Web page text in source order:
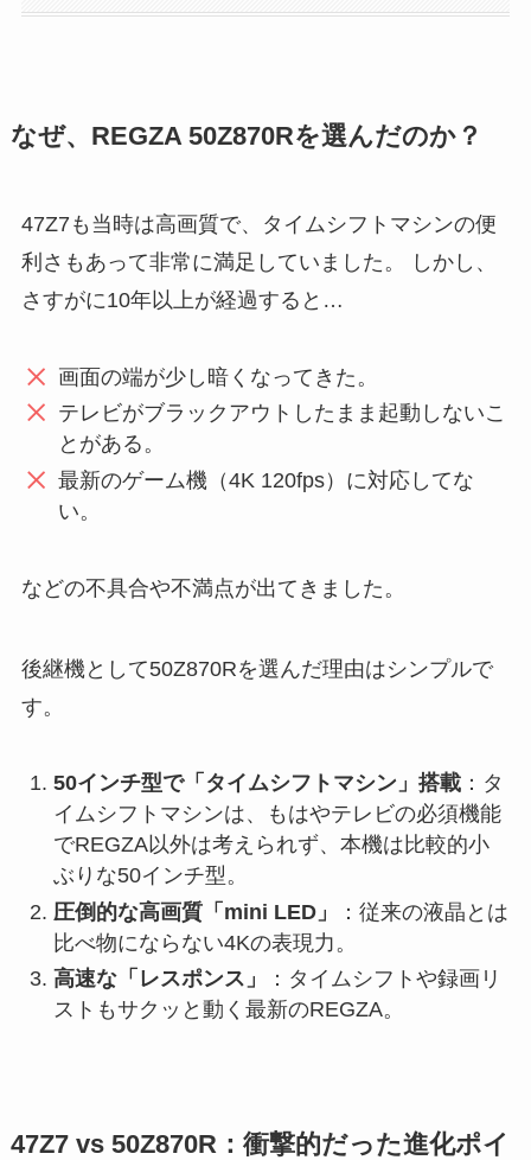
なぜ、REGZA 50Z870Rを選んだのか？
47Z7も当時は高画質で、タイムシフトマシンの便
利さもあって非常に満足していました。 しかし、
さすがに10年以上が経過すると…
画面の端が少し暗くなってきた。
テレビがブラックアウトしたまま起動しないこ
とがある。
最新のゲーム機（4K 120fps）に対応してな
い。
などの不具合や不満点が出てきました。
後継機として50Z870Rを選んだ理由はシンプルで
す。
50インチ型で「タイムシフトマシン」搭載：タ
イムシフトマシンは、もはやテレビの必須機能
でREGZA以外は考えられず、本機は比較的小
ぶりな50インチ型。
圧倒的な高画質「mini LED」
：従来の液晶とは
比べ物にならない4Kの表現力。
高速な「レスポンス」
：タイムシフトや録画リ
ストもサクッと動く最新のREGZA。
47Z7 vs 50Z870R：衝撃的だった進化ポイ